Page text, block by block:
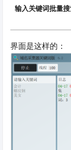
输入关键词批量
界面是这样的：